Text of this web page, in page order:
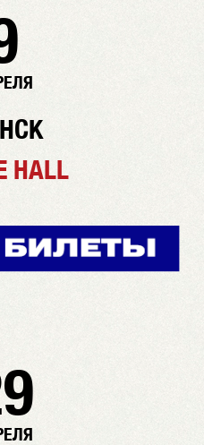
HALL